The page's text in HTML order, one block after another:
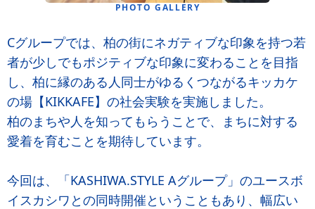
PHOTO GALLERY
Cグループでは、柏の街にネガティブな印象を持つ若
者が少しでもポジティブな印象に変わることを目指
し、柏に縁のある人同士がゆるくつながるキッカケ
の場【KIKKAFE】の社会実験を実施しました。
柏のまちや人を知ってもらうことで、まちに対する
愛着を育むことを期待しています。
今回は、「KASHIWA.STYLE Aグループ」のユースボ
イスカシワとの同時開催ということもあり、幅広い